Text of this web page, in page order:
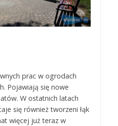
prac w ogrodach
Pojawiają się nowe
W ostatnich latach
się również tworzeni łąk
więcej już teraz w